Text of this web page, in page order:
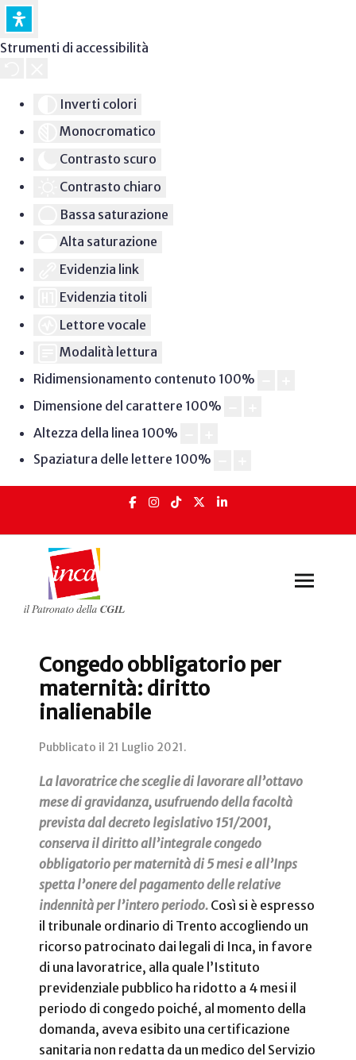
Strumenti di accessibilità
Inverti colori
Monocromatico
Contrasto scuro
Contrasto chiaro
Bassa saturazione
Alta saturazione
Evidenzia link
Evidenzia titoli
Lettore vocale
Modalità lettura
Ridimensionamento contenuto 100%
Dimensione del carattere 100%
Altezza della linea 100%
Spaziatura delle lettere 100%
Congedo obbligatorio per
maternità: diritto
inalienabile
Pubblicato il 21 Luglio 2021.
La lavoratrice che sceglie di lavorare all’ottavo
mese di gravidanza, usufruendo della facoltà
prevista dal decreto legislativo 151/2001,
conserva il diritto all’integrale congedo
obbligatorio per maternità di 5 mesi e all’Inps
spetta l’onere del pagamento delle relative
indennità per l’intero periodo. Così si è espresso
il tribunale ordinario di Trento accogliendo un
ricorso patrocinato dai legali di Inca, in favore
di una lavoratrice, alla quale l’Istituto
previdenziale pubblico ha ridotto a 4 mesi il
periodo di congedo poiché, al momento della
domanda, aveva esibito una certificazione
sanitaria non redatta da un medico del Servizio